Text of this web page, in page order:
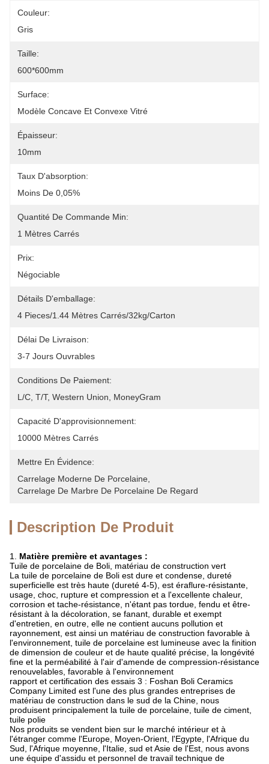
Couleur:
Gris
Taille:
600*600mm
Surface:
Modèle Concave Et Convexe Vitré
Épaisseur:
10mm
Taux D'absorption:
Moins De 0,05%
Quantité De Commande Min:
1 Mètres Carrés
Prix:
Négociable
Détails D'emballage:
4 Pieces/1.44 Mètres Carrés/32kg/Carton
Délai De Livraison:
3-7 Jours Ouvrables
Conditions De Paiement:
L/C, T/T, Western Union, MoneyGram
Capacité D'approvisionnement:
10000 Mètres Carrés
Mettre En Évidence:
Carrelage Moderne De Porcelaine
Carrelage De Marbre De Porcelaine De Regard
Description De Produit
1. Matière première et avantages :
Tuile de porcelaine de Boli, matériau de construction vert
La tuile de porcelaine de Boli est dure et condense, dureté
superficielle est très haute (dureté 4-5), est éraflure-résistante,
usage, choc, rupture et compression et a l'excellente chaleur,
corrosion et tache-résistance, n'étant pas tordue, fendu et être-
résistant à la décoloration, se fanant, durable et exempt
d'entretien, en outre, elle ne contient aucuns pollution et
rayonnement, est ainsi un matériau de construction favorable à
l'environnement, tuile de porcelaine est lumineuse avec la finition
de dimension de couleur et de haute qualité précise, la longévité
fine et la perméabilité à l'air d'amende de compression-résistance
renouvelables, favorable à l'environnement
rapport et certification des essais 3 : Foshan Boli Ceramics
Company Limited est l'une des plus grandes entreprises de
matériau de construction dans le sud de la Chine, nous
produisent principalement la tuile de porcelaine, tuile de ciment,
tuile polie
Nos produits se vendent bien sur le marché intérieur et à
l'étranger comme l'Europe, Moyen-Orient, l'Egypte, l'Afrique du
Sud, l'Afrique moyenne, l'Italie, sud et Asie de l'Est, nous avons
une équipe d'assidu et personnel de travail technique de